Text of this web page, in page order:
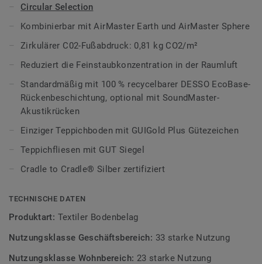
Streifen jedem Raum räumliche Tiefe, Schattenspiel und
Definition verleihen. Kombiniert man diese Teppichfliesen
Airmaster Sphere und AirMaster Earth, entstehen reich
strukturierte Bodendesigns.
DESSO AirMaster ist standardmäßig mit dem bitumenfreien
EcoBase Rücken ausgestattet, der vollständig recycelt
werden kann.
Erfahren Sie mehr über
Feinstaubreduktion beiträgt.
Bodenbelagskollektionen. Recyclingfähig auch nach dem
Gebrauch.
Mehr über DESSO Teppichfliesen erfahren:Selbstliegende
DESSO Teppichfliesen
Circular Selection
Kombinierbar mit AirMaster Earth und AirMaster Sphere
Zirkulärer C02-Fußabdruck: 0,81 kg CO2/m²
Reduziert die Feinstaubkonzentration in der Raumluft
Standardmäßig mit 100 % recycelbarer DESSO EcoBase-
Rückenbeschichtung, optional mit SoundMaster-
Akustikrücken
Einziger Teppichboden mit GUIGold Plus Gütezeichen
Teppichfliesen mit GUT Siegel
Cradle to Cradle® Silber zertifiziert
TECHNISCHE DATEN
Produktart: Textiler Bodenbelag
Nutzungsklasse Geschäftsbereich: 33 starke Nutzung
Nutzungsklasse Wohnbereich: 23 starke Nutzung